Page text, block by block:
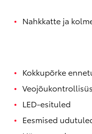
Nahkkatte ja
Kokkupõrke
LED-esituled
Eesmised